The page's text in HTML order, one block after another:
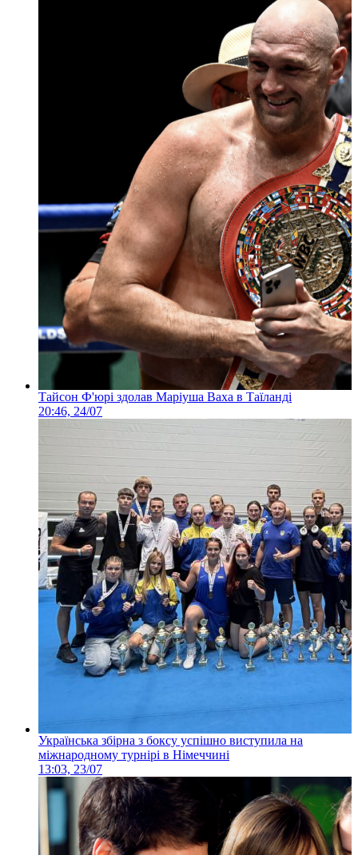
Тайсон Ф'юрі здолав Маріуша Ваха в Таїланді
20:46, 24/07
Українська збірна з боксу успішно виступила на
міжнародному турнірі в Німеччині
13:03, 23/07